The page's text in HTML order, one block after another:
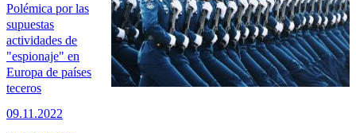
Polémica por las
supuestas
actividades de
"espionaje" en
Europa de países
teceros
09.11.2022